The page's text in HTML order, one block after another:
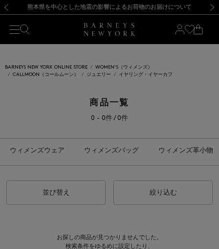
新規登録のお客様も対象！＜MY BARNEYS＞会員のお客様は11,000円（税込）以上のお買上げで常時送料無料！お買い物の際は会員登録を！
【夏季休業に伴う返品・交換承り一時停止のお知らせ】（2026.8.5）
熊本県を中心とした地震の影響によるお荷物のお届けについて
【開催中】SUMMER SALEのご案内・ご注意事項 新規登録のお客様も対象！＜MY BARNEYS＞会員のお客様は11,000円（税込）以上のお買上げで常時送料無料！お買い物の際は会員登録を！
【夏季休業に伴う返品・交換承り一時停止のお知らせ】（2026.8.5）
BARNEYS NEW YORK ONLINE STORE
WOMEN'S（ウィメンズ）
CALLMOON（コールムーン）
ジュエリー イヤリング・イヤーカフ
商品一覧
0 - 0件 / 0件
ウィメンズウェア ウィメンズバッグ ウィメンズ革小物
並び替え 絞り込む
お探しの商品が見つかりませんでした。
検索条件をゆるめに設定したり、